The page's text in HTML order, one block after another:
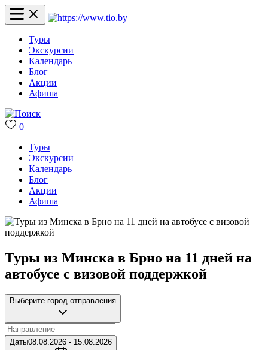
Туры
Экскурсии
Календарь
Блог
Акции
Афиша
0
Туры
Экскурсии
Календарь
Блог
Акции
Афиша
Туры из Минска в Брно на 11 дней на
автобусе с визовой поддержкой
Выберите город отправления
Даты08.08.2026 - 15.08.2026